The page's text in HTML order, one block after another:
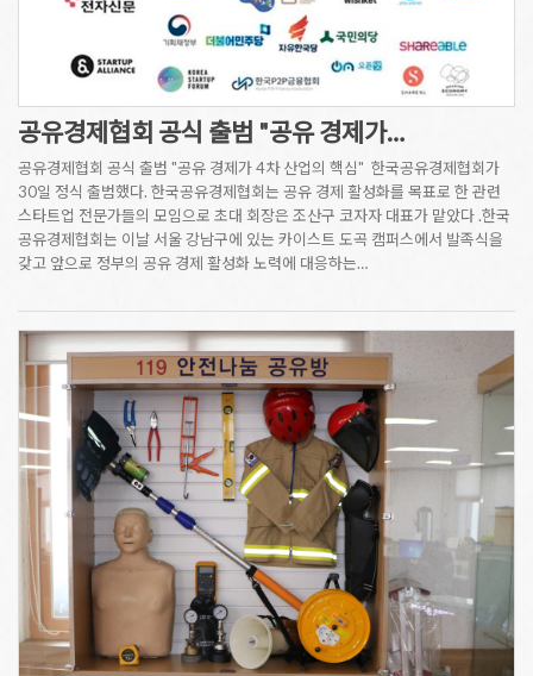
공유경제협회 공식 출범 "공유 경제가…
공유경제협회 공식 출범 "공유 경제가 4차 산업의 핵심" 한국공유경제협회가
30일 정식 출범했다. 한국공유경제협회는 공유 경제 활성화를 목표로 한 관련
스타트업 전문가들의 모임으로 초대 회장은 조산구 코자자 대표가 맡았다 .한국
공유경제협회는 이날 서울 강남구에 있는 카이스트 도곡 캠퍼스에서 발족식을
갖고 앞으로 정부의 공유 경제 활성화 노력에 대응하는…